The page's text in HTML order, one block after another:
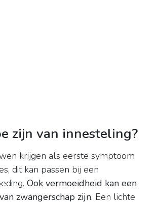
zijn van innesteling?
krijgen als eerste symptoom
dit kan passen bij een
Ook vermoeidheid kan een
zwangerschap zijn. Een lichte